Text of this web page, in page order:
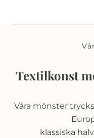
Textilkonst
Våra mönster
klassiska